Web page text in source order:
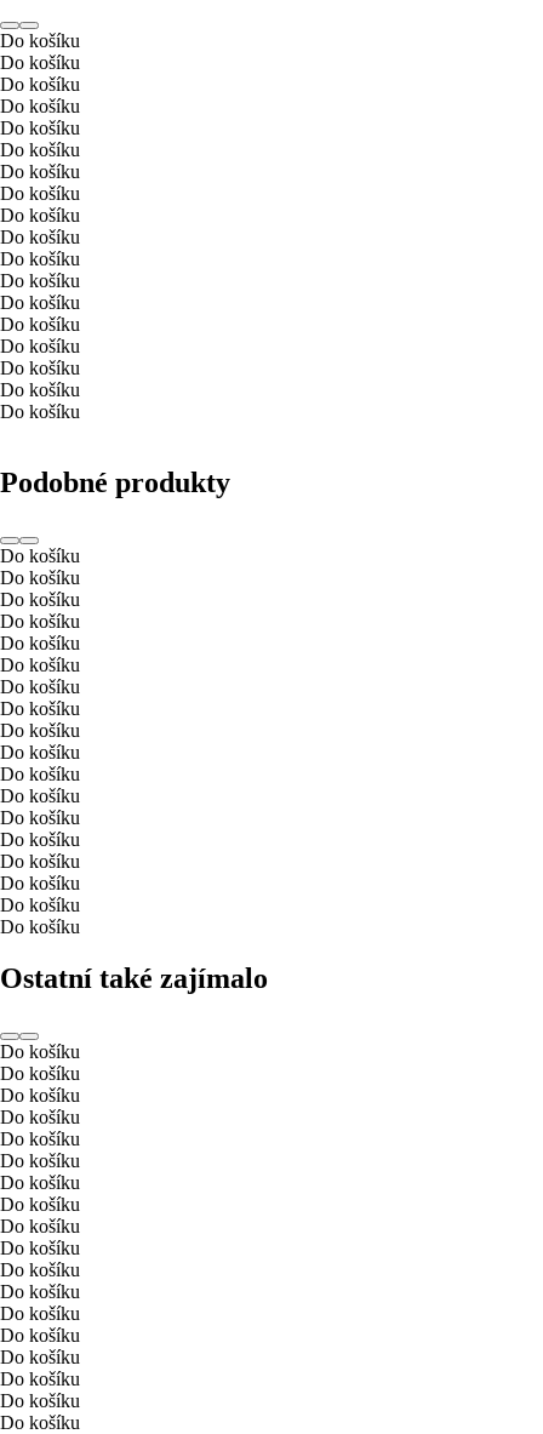
Do košíku
Do košíku
Do košíku
Do košíku
Do košíku
Do košíku
Do košíku
Do košíku
Do košíku
Do košíku
Do košíku
Do košíku
Do košíku
Do košíku
Do košíku
Do košíku
Do košíku
Do košíku
Podobné produkty
Do košíku
Do košíku
Do košíku
Do košíku
Do košíku
Do košíku
Do košíku
Do košíku
Do košíku
Do košíku
Do košíku
Do košíku
Do košíku
Do košíku
Do košíku
Do košíku
Do košíku
Do košíku
Ostatní také zajímalo
Do košíku
Do košíku
Do košíku
Do košíku
Do košíku
Do košíku
Do košíku
Do košíku
Do košíku
Do košíku
Do košíku
Do košíku
Do košíku
Do košíku
Do košíku
Do košíku
Do košíku
Do košíku